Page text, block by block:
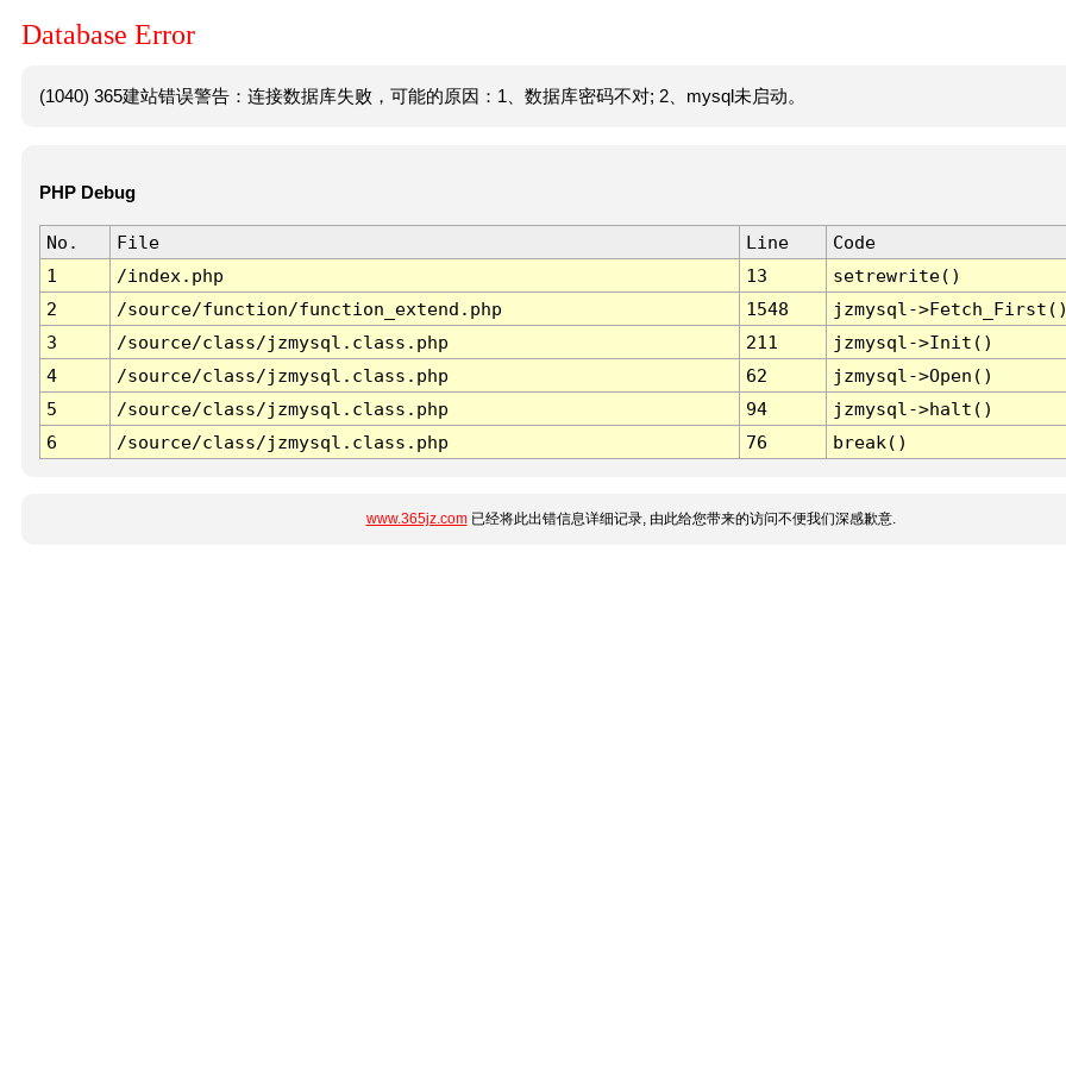
Database Error
(1040) 365建站错误警告：连接数据库失败，可能的原因：1、数据库密码不对; 2、mysql未启动。
PHP Debug
No. File Line
Code
1
/index.php 13
setrewrite()
2
/source/function/function_extend.php 1548
jzmysql-
3
/source/class/jzmysql.class.php 211
jzmysql->Init()
4
/source/class/jzmysql.class.php 62
jzmysql->Open()
5
/source/class/jzmysql.class.php 94
jzmysql->halt()
6
/source/class/jzmysql.class.php 76 break()
www.365jz.com已经将此出错信息详细记录, 由此给您带来的访问不便我们深感歉意.